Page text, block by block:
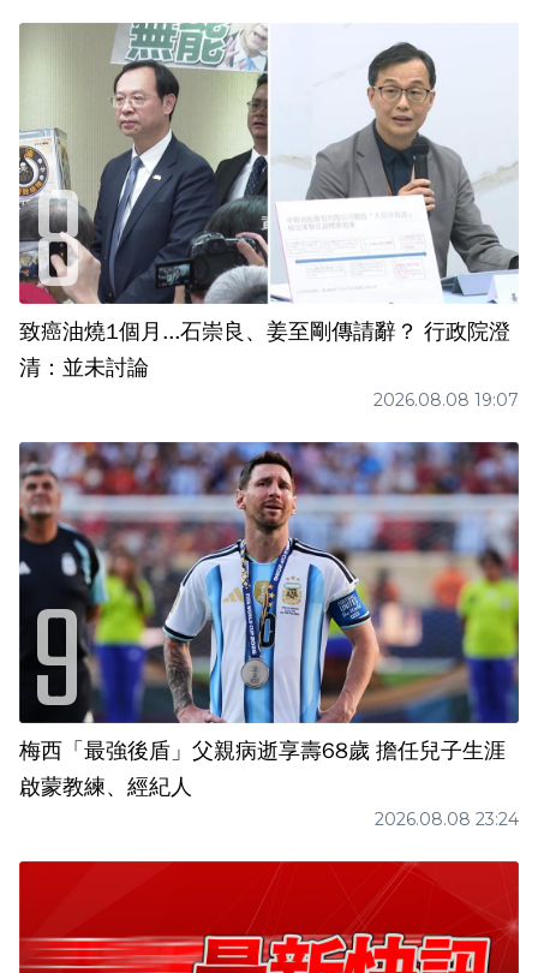
致癌油燒1個月...石崇良、姜至剛傳請辭？ 行政院澄
清：並未討論
2026.08.08 19:07
梅西「最強後盾」父親病逝享壽68歲 擔任兒子生涯
啟蒙教練、經紀人
2026.08.08 23:24